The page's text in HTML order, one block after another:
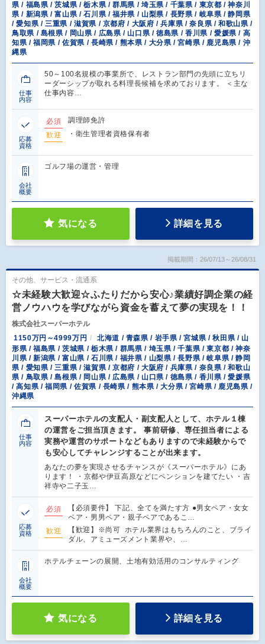
県 / 福島県 / 茨城県 / 栃木県 / 群馬県 / 埼玉県 / 千葉県 / 東京都 / 神奈川
県 / 新潟県 / 富山県 / 石川県 / 福井県 / 山梨県 / 長野県 / 岐阜県 / 静岡県
/ 愛知県 / 三重県 / 滋賀県 / 京都府 / 大阪府 / 兵庫県 / 奈良県 / 和歌山県 /
鳥取県 / 島根県 / 岡山県 / 広島県 / 山口県 / 徳島県 / 香川県 / 愛媛県 / 高
知県 / 福岡県 / 佐賀県 / 長崎県 / 熊本県 / 大分県 / 宮崎県 / 鹿児島県 / 沖
縄県
仕事
内容
50～100名規模の事業所で、レストラン部門の先頭に立ちリ
ーダーシップが取れる料理長候補を求めております。 ＜主な
仕事内容…
応募
資格
必須
調理師免許
歓迎
・衛生管理者資格保有者
会社
概要
ゴルフ場の運営・管理
気になる 詳細を見る
掲載期間：26/07/13～26/08/31
その他、サービス・流通系
☆未経験大歓迎☆ふたりだから安心♪業績好調企業の経
営ノウハウを学びながら資金を蓄えて夢の実現を！！
株式会社スーパーホテル
1150万円～4999万円
北海道 / 青森県 / 岩手県 / 宮城県 / 秋田県 / 山
形県 / 福島県 / 茨城県 / 栃木県 / 群馬県 / 埼玉県 / 千葉県 / 東京都 / 神奈
川県 / 新潟県 / 富山県 / 石川県 / 福井県 / 山梨県 / 長野県 / 岐阜県 / 静岡
県 / 愛知県 / 三重県 / 滋賀県 / 京都府 / 大阪府 / 兵庫県 / 奈良県 / 和歌山
県 / 鳥取県 / 島根県 / 岡山県 / 広島県 / 山口県 / 徳島県 / 香川県 / 愛媛県
/ 高知県 / 福岡県 / 佐賀県 / 長崎県 / 熊本県 / 大分県 / 宮崎県 / 鹿児島県 /
沖縄県
仕事
内容
スーパーホテルの支配人・副支配人として、ホテル１棟
の運営をご担当頂きます。 事前研修、専任担当者による
実務や運営のサポートなどもありますので未経験からで
も安心してチャレンジすることが出来ます。
あなたの夢を実現させるチャンスが《スーパーホテル》にあ
ります！ ・京都や伊豆高原などにペンションを建てたい ・吉
祥寺や二子玉…
応募
資格
必須
【必須要件】 下記、全てを満たす方 ●男女ペア・女女
ペア・男男ペア・親子ペアであるこ…
歓迎
【歓迎】※尚可 ホテル業界はもちろんのこと、ブライ
ダル、アミューズメント業界や、…
会社
概要
ホテルチェーンの展開、土地有効活用のコンサルティング
気になる 詳細を見る